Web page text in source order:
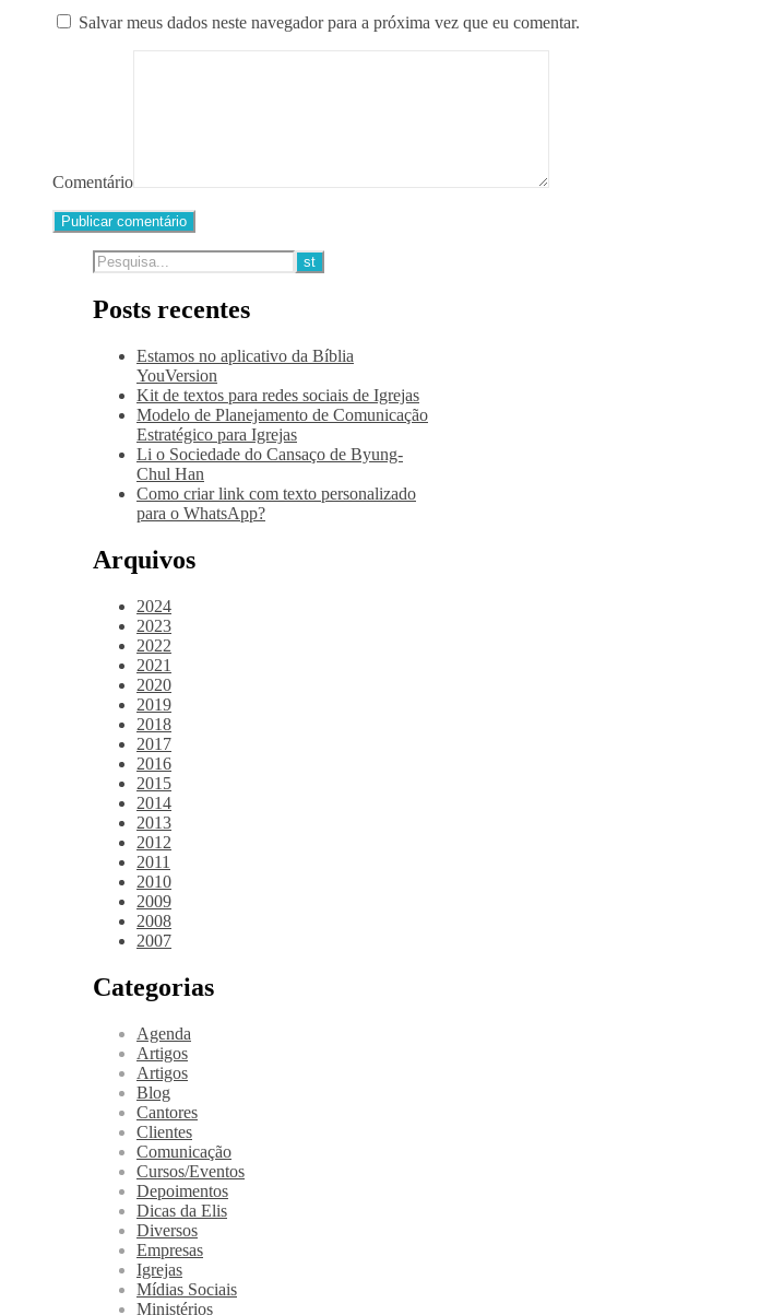
Salvar meus dados neste navegador para a próxima vez que eu comentar.
Comentário
Posts recentes
Estamos no aplicativo da Bíblia
YouVersion
Kit de textos para redes sociais de Igrejas
Modelo de Planejamento de Comunicação
Estratégico para Igrejas
Li o Sociedade do Cansaço de Byung-
Chul Han
Como criar link com texto personalizado
para o WhatsApp?
Arquivos
2024
2023
2022
2021
2020
2019
2018
2017
2016
2015
2014
2013
2012
2011
2010
2009
2008
2007
Categorias
Agenda
Artigos
Artigos
Blog
Cantores
Clientes
Comunicação
Cursos/Eventos
Depoimentos
Dicas da Elis
Diversos
Empresas
Igrejas
Mídias Sociais
Ministérios